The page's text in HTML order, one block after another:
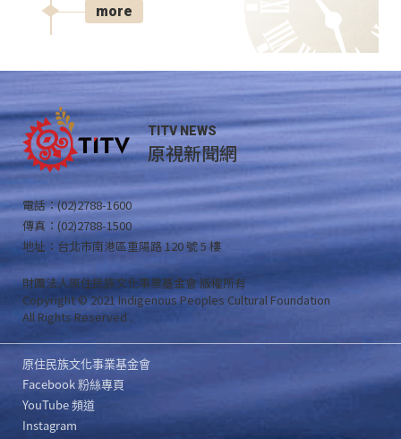
more
TITV NEWS
原視新聞網
電話：(02)2788-1600
傳真：(02)2788-1500
地址：台北市南港區重陽路 120 號 5 樓
財團法人原住民族文化事業基金會 版權所有
Copyright © 2021 Indigenous Peoples Cultural Foundation
All Rights Reserved .
原住民族文化事業基金會
Facebook 粉絲專頁
YouTube 頻道
Instagram